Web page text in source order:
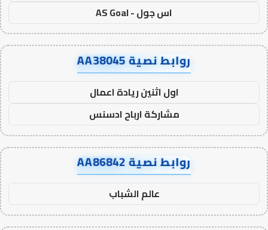
اس جول - AS Goal
روابط نصية AA38045
اول اثنين ريادة اعمال
مشاركة ارباح ادسنس
روابط نصية AA86842
عالم الشباب